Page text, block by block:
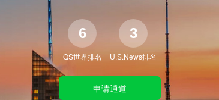
6
QS世界排名
3
U.S.News排名
申请通道